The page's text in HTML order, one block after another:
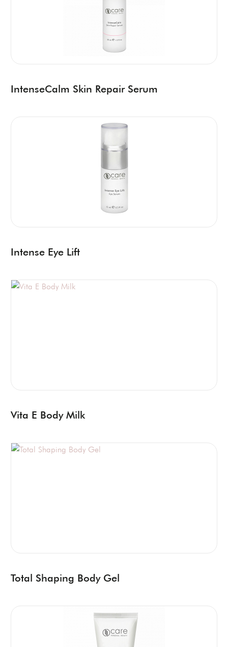
IntenseCalm Skin Repair Serum
Intense Eye Lift
Vita E Body Milk
Total Shaping Body Gel